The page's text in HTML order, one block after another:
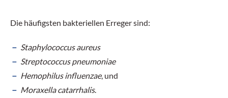
Die häufigsten bakteriellen Erreger sind:
Staphylococcus aureus
Streptococcus pneumoniae
Hemophilus influenzae, und
Moraxella catarrhalis.